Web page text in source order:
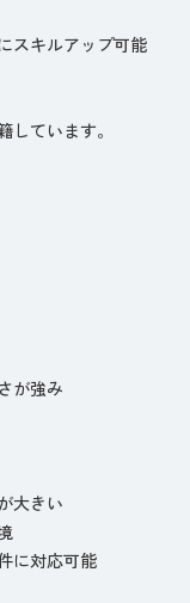
スキルアップ可能
ています。
が強み
大きい
に対応可能